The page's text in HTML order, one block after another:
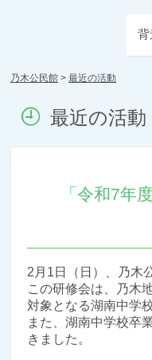
背
乃木公民館 > 最近の活動
最近の活動
「令和7年
2月1日（日）、乃木
この研修会は、乃木
対象となる湖南中学
また、湖南中学校卒
きました。